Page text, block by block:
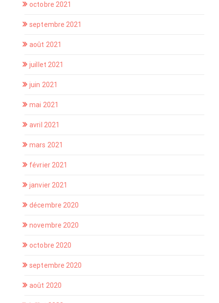
octobre 2021
septembre 2021
août 2021
juillet 2021
juin 2021
mai 2021
avril 2021
mars 2021
février 2021
janvier 2021
décembre 2020
novembre 2020
octobre 2020
septembre 2020
août 2020